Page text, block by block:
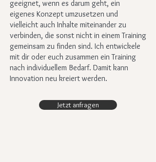
geeignet, wenn es darum geht, ein
eigenes Konzept umzusetzen und
vielleicht auch Inhalte miteinander zu
verbinden, die sonst nicht in einem Training
gemeinsam zu finden sind. Ich entwickele
mit dir oder euch zusammen ein Training
nach individuellem Bedarf. Damit kann
Innovation neu kreiert werden.
Jetzt anfragen